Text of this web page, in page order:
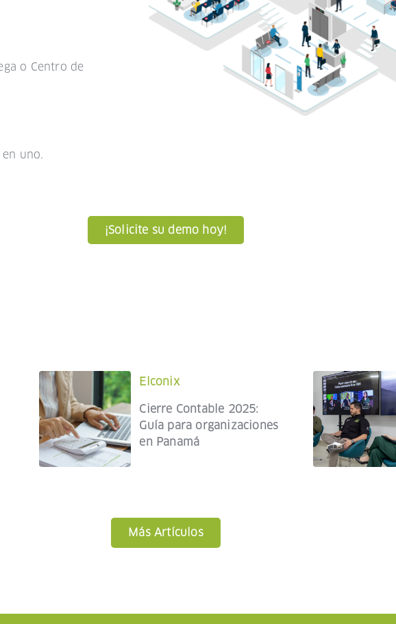
o Centro de
uno.
¡Solicite su demo hoy!
Elconix
Cierre Contable 2025:
Guía para organizaciones
en Panamá
Más Artículos